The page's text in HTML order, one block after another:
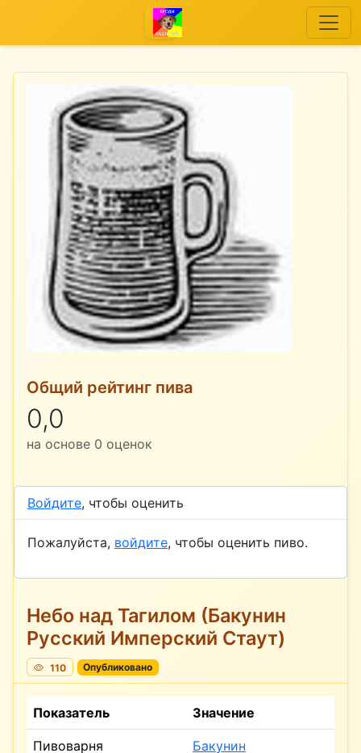
Общий рейтинг пива
0,0
на основе 0 оценок
Войдите, чтобы оценить
Пожалуйста, войдите, чтобы оценить пиво.
Небо над Тагилом (Бакунин
Русский Имперский Стаут)
110 Опубликовано
Показатель Значение
Пивоварня Бакунин